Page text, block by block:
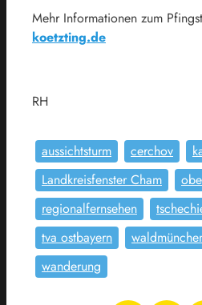
Mehr Informationen zum
koetzting.de
RH
aussichtsturm cerchov
Landkreisfenster Cham
regionalfernsehen
tva ostbayern
wanderung